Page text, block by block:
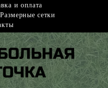
и оплата
Размерные сетки